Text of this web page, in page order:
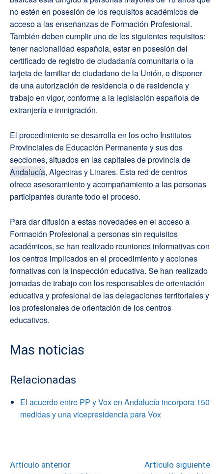
no estén en posesión de los requisitos académicos de
acceso a las enseñanzas de Formación Profesional.
También deben cumplir uno de los siguientes requisitos:
tener nacionalidad española, estar en posesión del
certificado de registro de ciudadanía comunitaria o la
tarjeta de familiar de ciudadano de la Unión, o disponer
de una autorización de residencia o de residencia y
trabajo en vigor, conforme a la legislación española de
extranjería e inmigración.
El procedimiento se desarrolla en los ocho Institutos
Provinciales de Educación Permanente y sus dos
secciones, situados en las capitales de provincia de
Andalucía, Algeciras y Linares. Esta red de centros
ofrece asesoramiento y acompañamiento a las personas
participantes durante todo el proceso.
Para dar difusión a estas novedades en el acceso a
Formación Profesional a personas sin requisitos
académicos, se han realizado reuniones informativas con
los centros implicados en el procedimiento y acciones
formativas con la inspección educativa. Se han realizado
jornadas de trabajo con los responsables de orientación
educativa y profesional de las delegaciones territoriales y
los profesionales de orientación de los centros
educativos.
Mas noticias
Relacionadas
El acuerdo entre PP y Vox en Andalucía incorpora 150
medidas y una vicepresidencia para Vox
Artículo anterior Artículo siguiente